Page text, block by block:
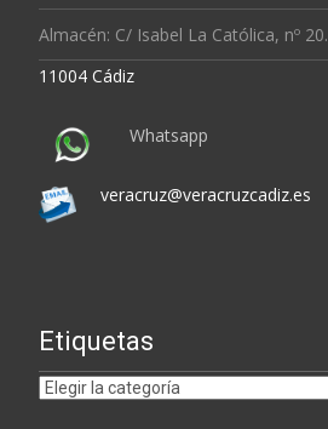
Almacén: C/ Isabel La Católica, nº 20.
11004 Cádiz
Whatsapp
veracruz@veracruzcadiz.es
Etiquetas
Etiquetas